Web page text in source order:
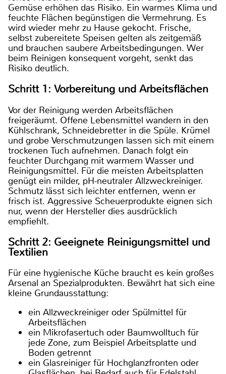
Gemüse erhöhen das Risiko. Ein warmes Klima und
feuchte Flächen begünstigen die Vermehrung. Es
wird wieder mehr zu Hause gekocht. Frische,
selbst zubereitete Speisen gelten als zeitgemäß
und brauchen saubere Arbeitsbedingungen. Wer
beim Reinigen konsequent vorgeht, senkt das
Risiko deutlich.
Schritt 1: Vorbereitung und Arbeitsflächen
Vor der Reinigung werden Arbeitsflächen
freigeräumt. Offene Lebensmittel wandern in den
Kühlschrank, Schneidebretter in die Spüle. Krümel
und grobe Verschmutzungen lassen sich mit einem
trockenen Tuch aufnehmen. Danach folgt ein
feuchter Durchgang mit warmem Wasser und
Reinigungsmittel. Für die meisten Arbeitsplatten
genügt ein milder, pH-neutraler Allzweckreiniger.
Schmutz lässt sich leichter entfernen, wenn er
frisch ist. Aggressive Scheuerprodukte eignen sich
nur, wenn der Hersteller dies ausdrücklich
empfiehlt.
Schritt 2: Geeignete Reinigungsmittel und
Textilien
Für eine hygienische Küche braucht es kein großes
Arsenal an Spezialprodukten. Bewährt hat sich eine
kleine Grundausstattung:
ein Allzweckreiniger oder Spülmittel für
Arbeitsflächen
ein Mikrofasertuch oder Baumwolltuch für
jede Zone, zum Beispiel Arbeitsplatte und
Boden getrennt
ein Glasreiniger für Hochglanzfronten oder